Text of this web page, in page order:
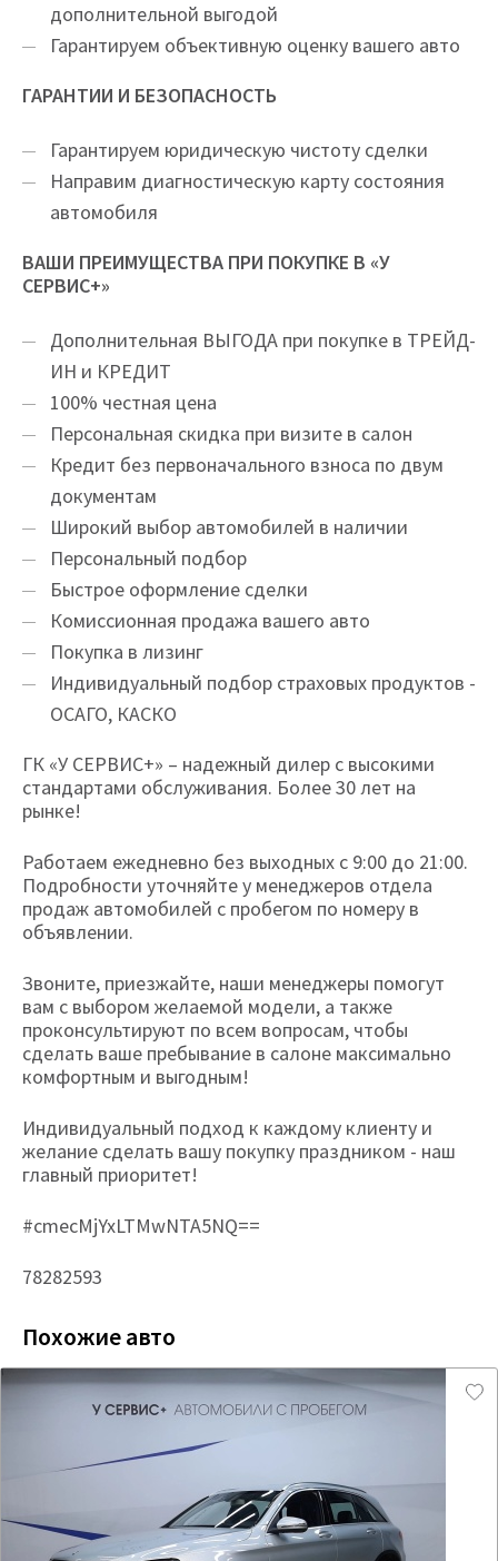
дополнительной выгодой
Гарантируем объективную оценку вашего авто
ГАРАНТИИ И БЕЗОПАСНОСТЬ
Гарантируем юридическую чистоту сделки
Направим диагностическую карту состояния
автомобиля
ВАШИ ПРЕИМУЩЕСТВА ПРИ ПОКУПКЕ В «У
СЕРВИС+»
Дополнительная ВЫГОДА при покупке в ТРЕЙД-
ИН и КРЕДИТ
100% честная цена
Персональная скидка при визите в салон
Кредит без первоначального взноса по двум
документам
Широкий выбор автомобилей в наличии
Персональный подбор
Быстрое оформление сделки
Комиссионная продажа вашего авто
Покупка в лизинг
Индивидуальный подбор страховых продуктов -
ОСАГО, КАСКО
ГК «У СЕРВИС+» – надежный дилер с высокими
стандартами обслуживания. Более 30 лет на
рынке!
Работаем ежедневно без выходных с 9:00 до 21:00.
Подробности уточняйте у менеджеров отдела
продаж автомобилей с пробегом по номеру в
объявлении.
Звоните, приезжайте, наши менеджеры помогут
вам с выбором желаемой модели, а также
проконсультируют по всем вопросам, чтобы
сделать ваше пребывание в салоне максимально
комфортным и выгодным!
Индивидуальный подход к каждому клиенту и
желание сделать вашу покупку праздником - наш
главный приоритет!
#cmecMjYxLTMwNTA5NQ==
78282593
Похожие авто